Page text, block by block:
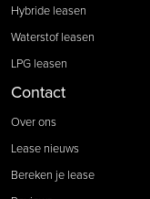
Hybride leasen
Waterstof leasen
LPG leasen
Contact
Over ons
Lease nieuws
Bereken je lease